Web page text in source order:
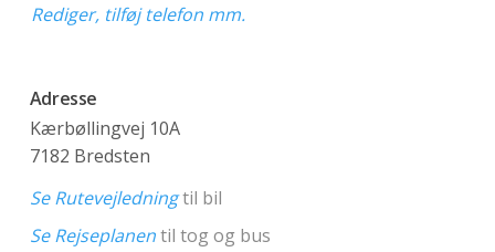
Rediger, tilføj telefon mm.
Adresse
Kærbøllingvej 10A
7182 Bredsten
Se Rutevejledningtil bil
Se Rejseplanentil tog og bus